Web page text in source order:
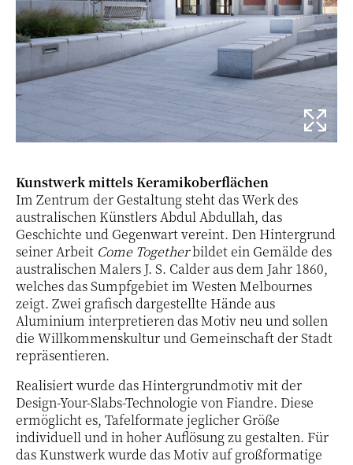
Kunstwerk mittels Keramikoberflächen
Im Zentrum der Gestaltung steht das Werk des
australischen Künstlers Abdul Abdullah, das
Geschichte und Gegenwart vereint. Den Hintergrund
seiner Arbeit Come Togetherbildet ein Gemälde des
australischen Malers J. S. Calder aus dem Jahr 1860,
welches das Sumpfgebiet im Westen Melbournes
zeigt. Zwei grafisch dargestellte Hände aus
Aluminium interpretieren das Motiv neu und sollen
die Willkommenskultur und Gemeinschaft der Stadt
repräsentieren.
Realisiert wurde das Hintergrundmotiv mit der
Design-Your-Slabs-Technologie von Fiandre. Diese
ermöglicht es, Tafelformate jeglicher Größe
individuell und in hoher Auflösung zu gestalten. Für
das Kunstwerk wurde das Motiv auf großformatige